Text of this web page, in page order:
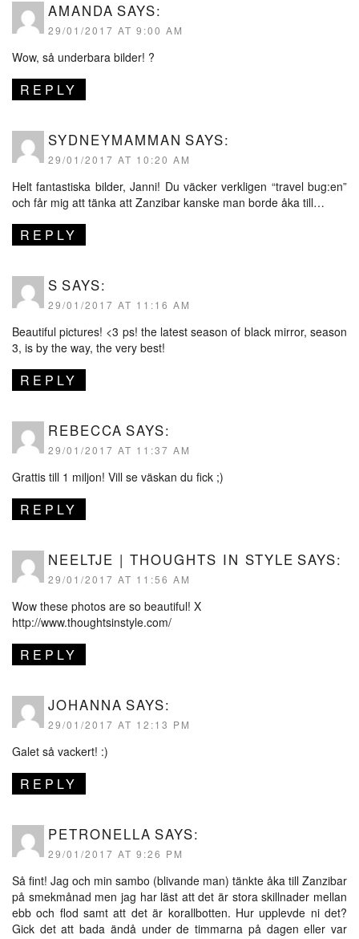
AMANDA SAYS:
29/01/2017 AT 9:00 AM
Wow, så underbara bilder! ?
REPLY
SYDNEYMAMMAN SAYS:
29/01/2017 AT 10:20 AM
Helt fantastiska bilder, Janni! Du väcker verkligen “travel bug:en”
och får mig att tänka att Zanzibar kanske man borde åka till…
REPLY
S SAYS:
29/01/2017 AT 11:16 AM
Beautiful pictures! <3 ps! the latest season of black mirror, season
3, is by the way, the very best!
REPLY
REBECCA SAYS:
29/01/2017 AT 11:37 AM
Grattis till 1 miljon! Vill se väskan du fick ;)
REPLY
NEELTJE | THOUGHTS IN STYLE SAYS:
29/01/2017 AT 11:56 AM
Wow these photos are so beautiful! X
http://www.thoughtsinstyle.com/
REPLY
JOHANNA SAYS:
29/01/2017 AT 12:13 PM
Galet så vackert! :)
REPLY
PETRONELLA SAYS:
29/01/2017 AT 9:26 PM
Så fint! Jag och min sambo (blivande man) tänkte åka till Zanzibar
på smekmånad men jag har läst att det är stora skillnader mellan
ebb och flod samt att det är korallbotten. Hur upplevde ni det?
Gick det att bada ändå under de timmarna på dagen eller var